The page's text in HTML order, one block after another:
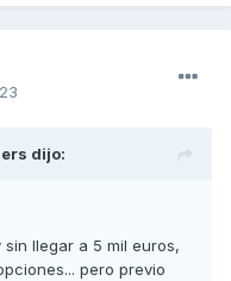
dijo:
llegar a 5 mil euros,
pero previo